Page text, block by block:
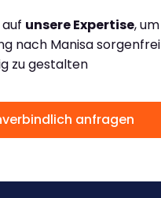
unsere Expertise, um
nach Manisa sorgenfrei
zu gestalten
anfragen